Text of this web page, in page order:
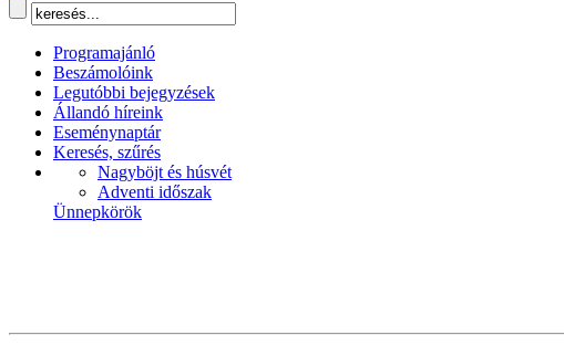
Programajánló
Beszámolóink
Legutóbbi bejegyzések
Állandó híreink
Eseménynaptár
Keresés, szűrés
Nagyböjt és húsvét
Adventi időszak
Ünnepkörök